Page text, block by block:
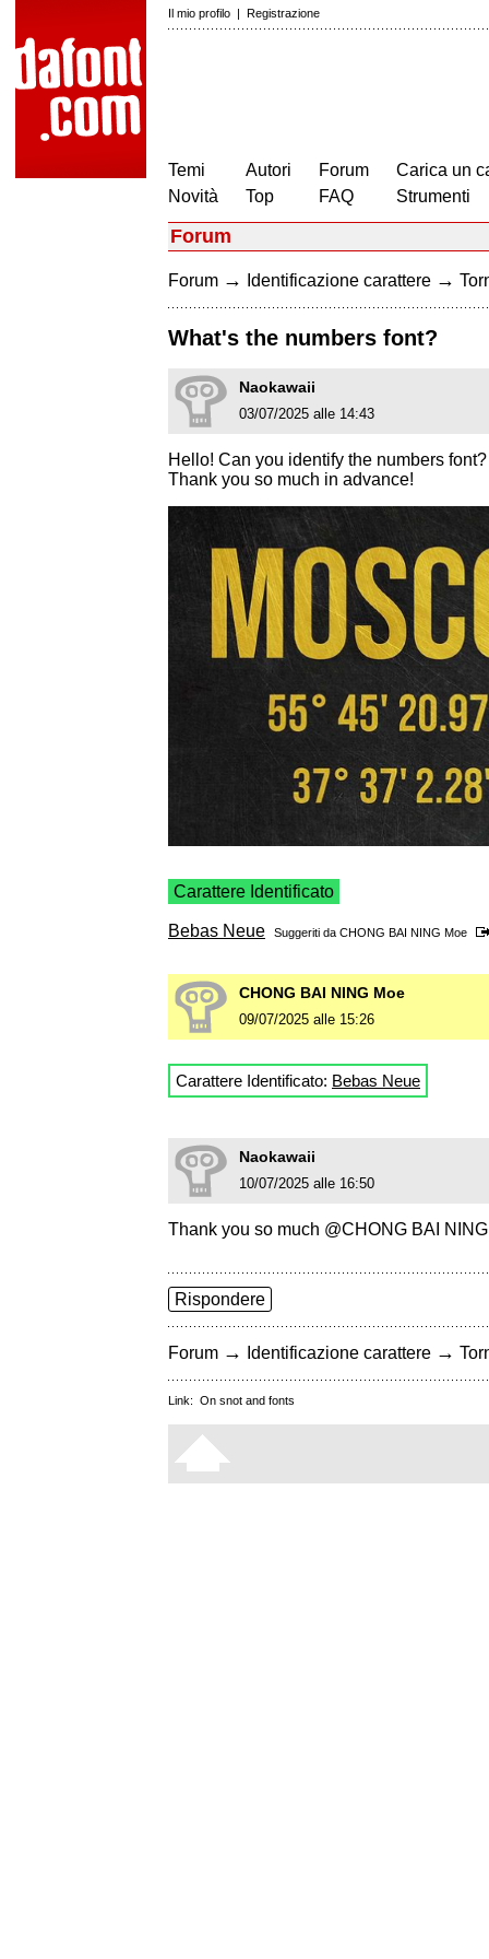
Il mio profilo | Registrazione
Temi
Novità
Autori
Top
Forum
FAQ
Carica un
Strumenti
Forum
Forum → Identificazione carattere →
What's the numbers font?
Naokawaii
03/07/2025 alle 14:43
Hello! Can you identify the numbers font?
Thank you so much in advance!
Carattere Identificato
Bebas Neue Suggeriti da CHONG BAI NING Moe
CHONG BAI NING Moe
09/07/2025 alle 15:26
Carattere Identificato: Bebas Neue
Naokawaii
10/07/2025 alle 16:50
Thank you so much @CHONG BAI
Rispondere
Forum → Identificazione carattere →
Link: On snot and fonts